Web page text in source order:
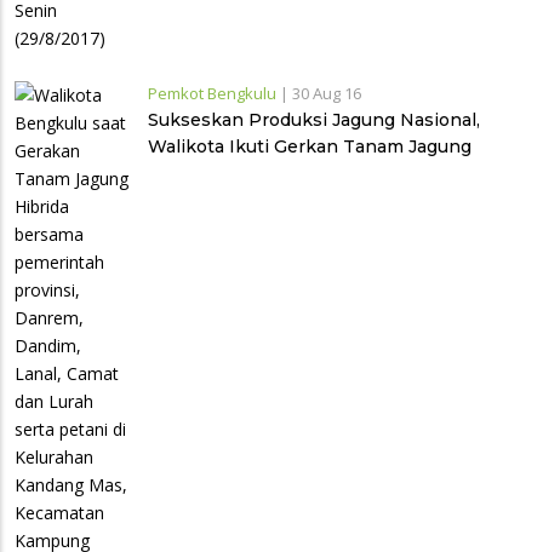
Pemkot Bengkulu | 30 Aug 16
Sukseskan Produksi Jagung Nasional,
Walikota Ikuti Gerkan Tanam Jagung